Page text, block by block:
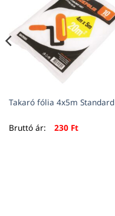
Takaró fólia 4x5m Standard
Bruttó ár: 230 Ft